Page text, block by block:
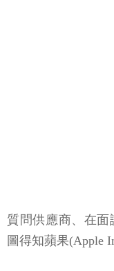
質問供應商、在
圖得知蘋果(Apple